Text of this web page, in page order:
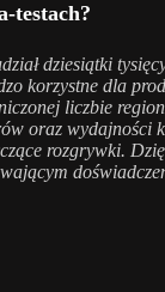
testach?
dziesiątki
korzystne dla
liczbie
oraz wydajności
rozgrywki.